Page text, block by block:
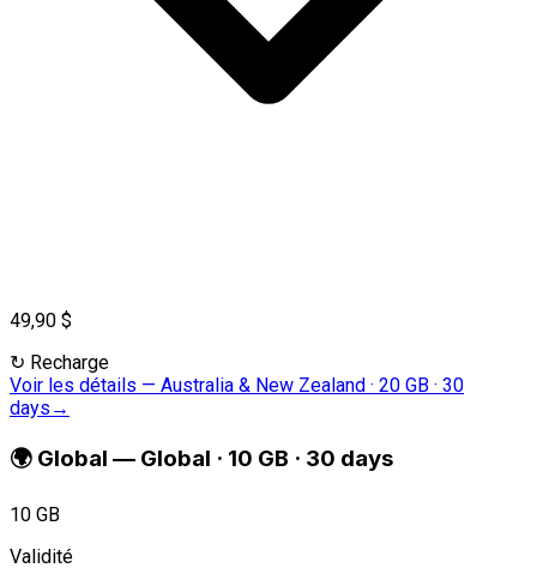
49,90 $
↻ Recharge
Voir les détails — Australia & New Zealand · 20 GB · 30
days →
🌍 Global — Global · 10 GB · 30 days
10 GB
Validité